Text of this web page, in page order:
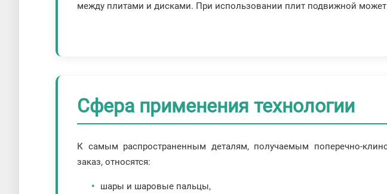
между плитами и дисками. При использовании плит подвижной может
Сфера применения технологии
К самым распространенным деталям, получаемым поперечно-
заказ, относятся:
шары и шаровые пальцы,